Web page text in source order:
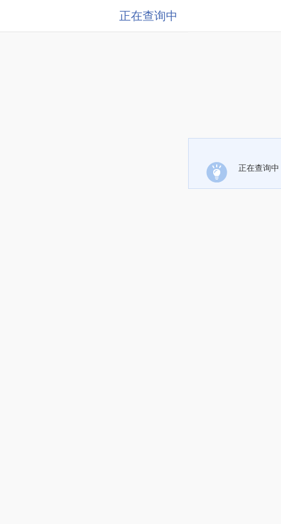
正在查询中
正在查询